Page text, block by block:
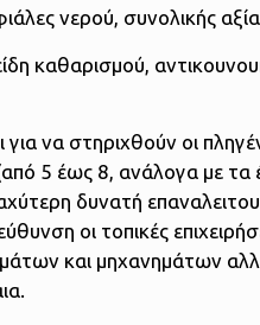
νερού, συνολικής
καθαρισμού,
για να στηριχθούν οι
5 έως 8, ανάλογα με
δυνατή
οι τοπικές
και μηχανημάτων